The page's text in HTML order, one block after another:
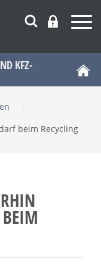
KFZ-
beim Recycling
BEIM